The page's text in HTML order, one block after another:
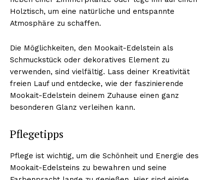
NEWSLETTER ABONNIEREN
Inhalte
Holztisch, um eine natürliche und entspannte
Atmosphäre zu schaffen.
Die Möglichkeiten, den Mookait-Edelstein als
Schmuckstück oder dekoratives Element zu
verwenden, sind vielfältig. Lass deiner Kreativität
freien Lauf und entdecke, wie der faszinierende
Mookait-Edelstein deinem Zuhause einen ganz
besonderen Glanz verleihen kann.
Pflegetipps
Pflege ist wichtig, um die Schönheit und Energie des
Mookait-Edelsteins zu bewahren und seine